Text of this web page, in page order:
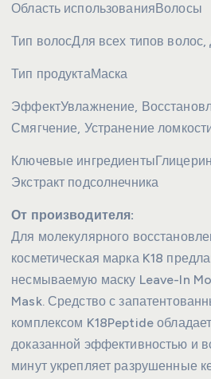
Область использованияВолосы
Тип волосДля всех типов
Тип продуктаМаска
ЭффектУвлажнение,
Смягчение, Устранение
Ключевые ингредиенты
Экстракт подсолнечника
От производителя:
Для молекулярного
косметическая марка K18
несмываемую маску Leave-In
Mask. Средство с
комплексом K18Peptide
доказанной эффективностью и
минут укрепляет разрушенные